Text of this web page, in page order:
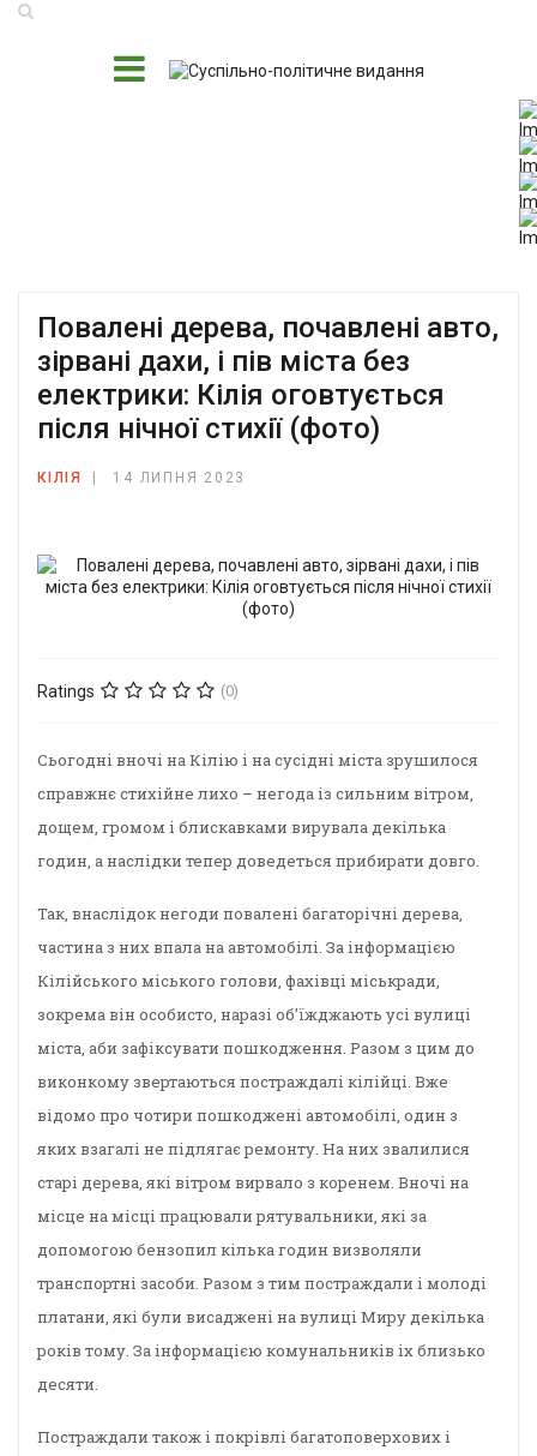
Повалені дерева, почавлені авто,
зірвані дахи, і пів міста без
електрики: Кілія оговтується
після нічної стихії (фото)
КІЛІЯ 14 ЛИПНЯ 2023
Ratings (0)
Сьогодні вночі на Кілію і на сусідні міста зрушилося
справжнє стихійне лихо – негода із сильним вітром,
дощем, громом і блискавками вирувала декілька
годин, а наслідки тепер доведеться прибирати довго.
Так, внаслідок негоди повалені багаторічні дерева,
частина з них впала на автомобілі. За інформацією
Кілійського міського голови, фахівці міськради,
зокрема він особисто, наразі об’їжджають усі вулиці
міста, аби зафіксувати пошкодження. Разом з цим до
виконкому звертаються постраждалі кілійці. Вже
відомо про чотири пошкоджені автомобілі, один з
яких взагалі не підлягає ремонту. На них звалилися
старі дерева, які вітром вирвало з коренем. Вночі на
місце на місці працювали рятувальники, які за
допомогою бензопил кілька годин визволяли
транспортні засоби. Разом з тим постраждали і молоді
платани, які були висаджені на вулиці Миру декілька
років тому. За інформацією комунальників іх близько
десяти.
Постраждали також і покрівлі багатоповерхових і